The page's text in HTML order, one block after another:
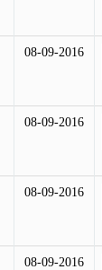
08-09-2016
08-09-2016
08-09-2016
08-09-2016